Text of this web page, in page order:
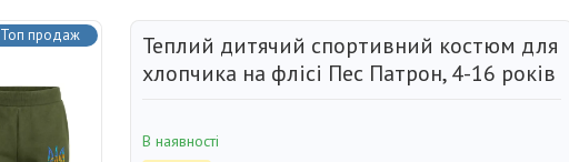
Топ продаж
Теплий дитячий спортивний костюм для
хлопчика на флісі Пес Патрон, 4-16 років
В наявності